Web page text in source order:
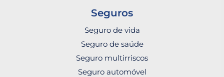
Seguros
Seguro de vida
Seguro de saúde
Seguro multirriscos
Seguro automóvel